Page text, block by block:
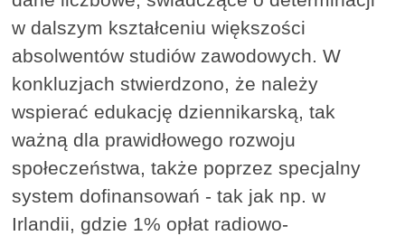
w dalszym kształceniu większości
absolwentów studiów zawodowych. W
konkluzjach stwierdzono, że należy
wspierać edukację dziennikarską, tak
ważną dla prawidłowego rozwoju
społeczeństwa, także poprzez specjalny
system dofinansowań - tak jak np. w
Irlandii, gdzie 1% opłat radiowo-